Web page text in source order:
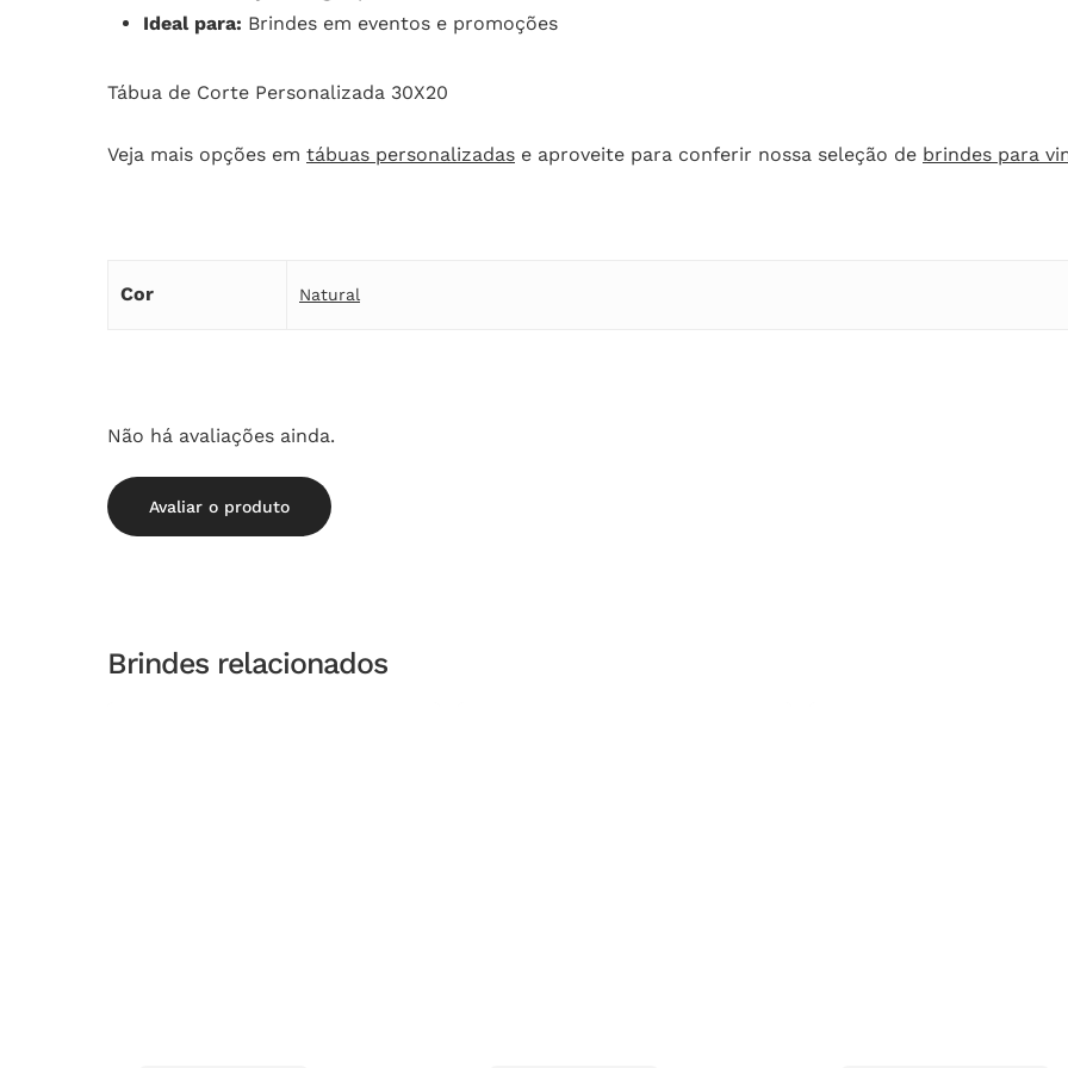
Ideal para: Brindes em eventos e promoções
Tábua de Corte Personalizada 30X20
Veja mais opções em tábuas personalizadas e aproveite para conferir nossa seleção de brindes para
Cor Natural
Não há avaliações ainda.
Avaliar o produto
Brindes relacionados